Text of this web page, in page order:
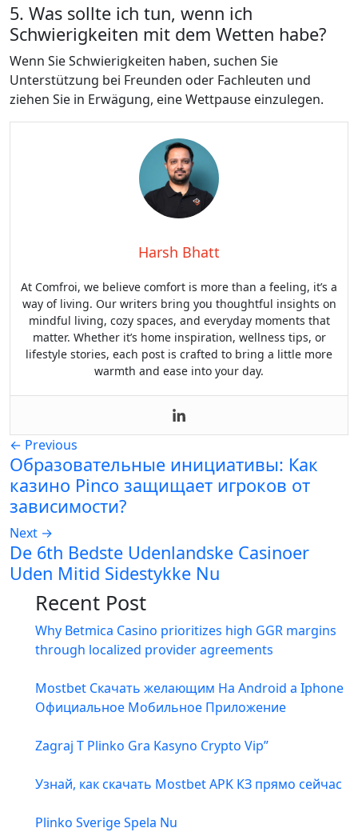
5. Was sollte ich tun, wenn ich
Schwierigkeiten mit dem Wetten habe?
Wenn Sie Schwierigkeiten haben, suchen Sie
Unterstützung bei Freunden oder Fachleuten und
ziehen Sie in Erwägung, eine Wettpause einzulegen.
Harsh Bhatt
At Comfroi, we believe comfort is more than a feeling, it’s a
way of living. Our writers bring you thoughtful insights on
mindful living, cozy spaces, and everyday moments that
matter. Whether it’s home inspiration, wellness tips, or
lifestyle stories, each post is crafted to bring a little more
warmth and ease into your day.
← Previous
Образовательные инициативы: Как
казино Pinco защищает игроков от
зависимости?
Next →
De 6th Bedste Udenlandske Casinoer
Uden Mitid Sidestykke Nu
Recent Post
Why Betmica Casino prioritizes high GGR margins
through localized provider agreements
Mostbet Скачать желающим На Android а Iphone
Официальное Мобильное Приложение
Zagraj T Plinko Gra Kasyno Crypto Vip”
Узнай, как скачать Mostbet APK КЗ прямо сейчас
Plinko Sverige Spela Nu